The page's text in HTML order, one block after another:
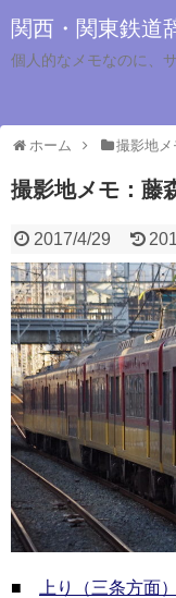
関西・関東鉄道
個人的なメモなのに、
ホーム 撮影地メ
撮影地メモ：藤
2017/4/29
■ 上り（三条方面